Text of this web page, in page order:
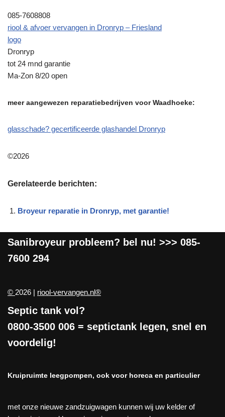
085-7608808
riool & afvoer vervangen in Dronryp – Friesland
logo
Dronryp
tot 24 mnd garantie
Ma-Zon 8/20 open
meer aangewezen reparatiebedrijven voor Waadhoeke:
glasschade? gecertificeerde glashandel Dronryp
©2026
Gerelateerde berichten:
Broyeur reparatie in Dronryp, met garantie!
Sanibroyeur probleem? bel nu! >>> 085-
7600 294
© 2026 | riool-vervangen.nl®
Septic tank vol?
0800-3500 006 = septictank legen, snel en
voordelig!
Kruipruimte leegpompen, ook voor horeca en particulier
met onze nieuwe zandzuigwagen kunnen wij uw kelder of